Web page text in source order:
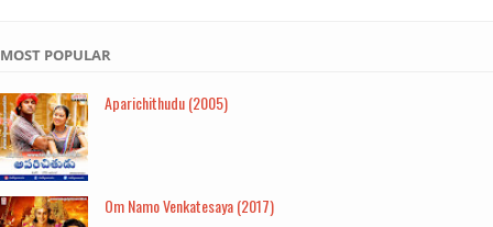
MOST POPULAR
Aparichithudu (2005)
Om Namo Venkatesaya (2017)